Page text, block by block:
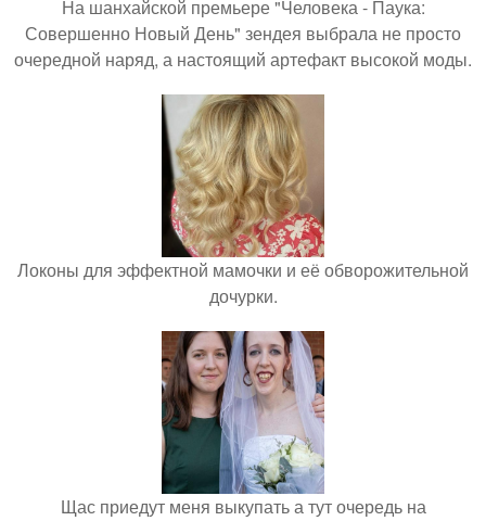
На шанхайской премьере "Человека - Паука:
Совершенно Новый День" зендея выбрала не просто
очередной наряд, а настоящий артефакт высокой моды.
Локоны для эффектной мамочки и её обворожительной
дочурки.
Щас приедут меня выкупать а тут очередь на